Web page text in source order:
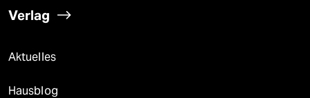
Verlag
Aktuelles
Hausblog